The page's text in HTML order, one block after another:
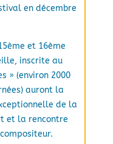
en décembre
et 16ème
inscrite au
» (environ 2000
auront la
de la
et la rencontre